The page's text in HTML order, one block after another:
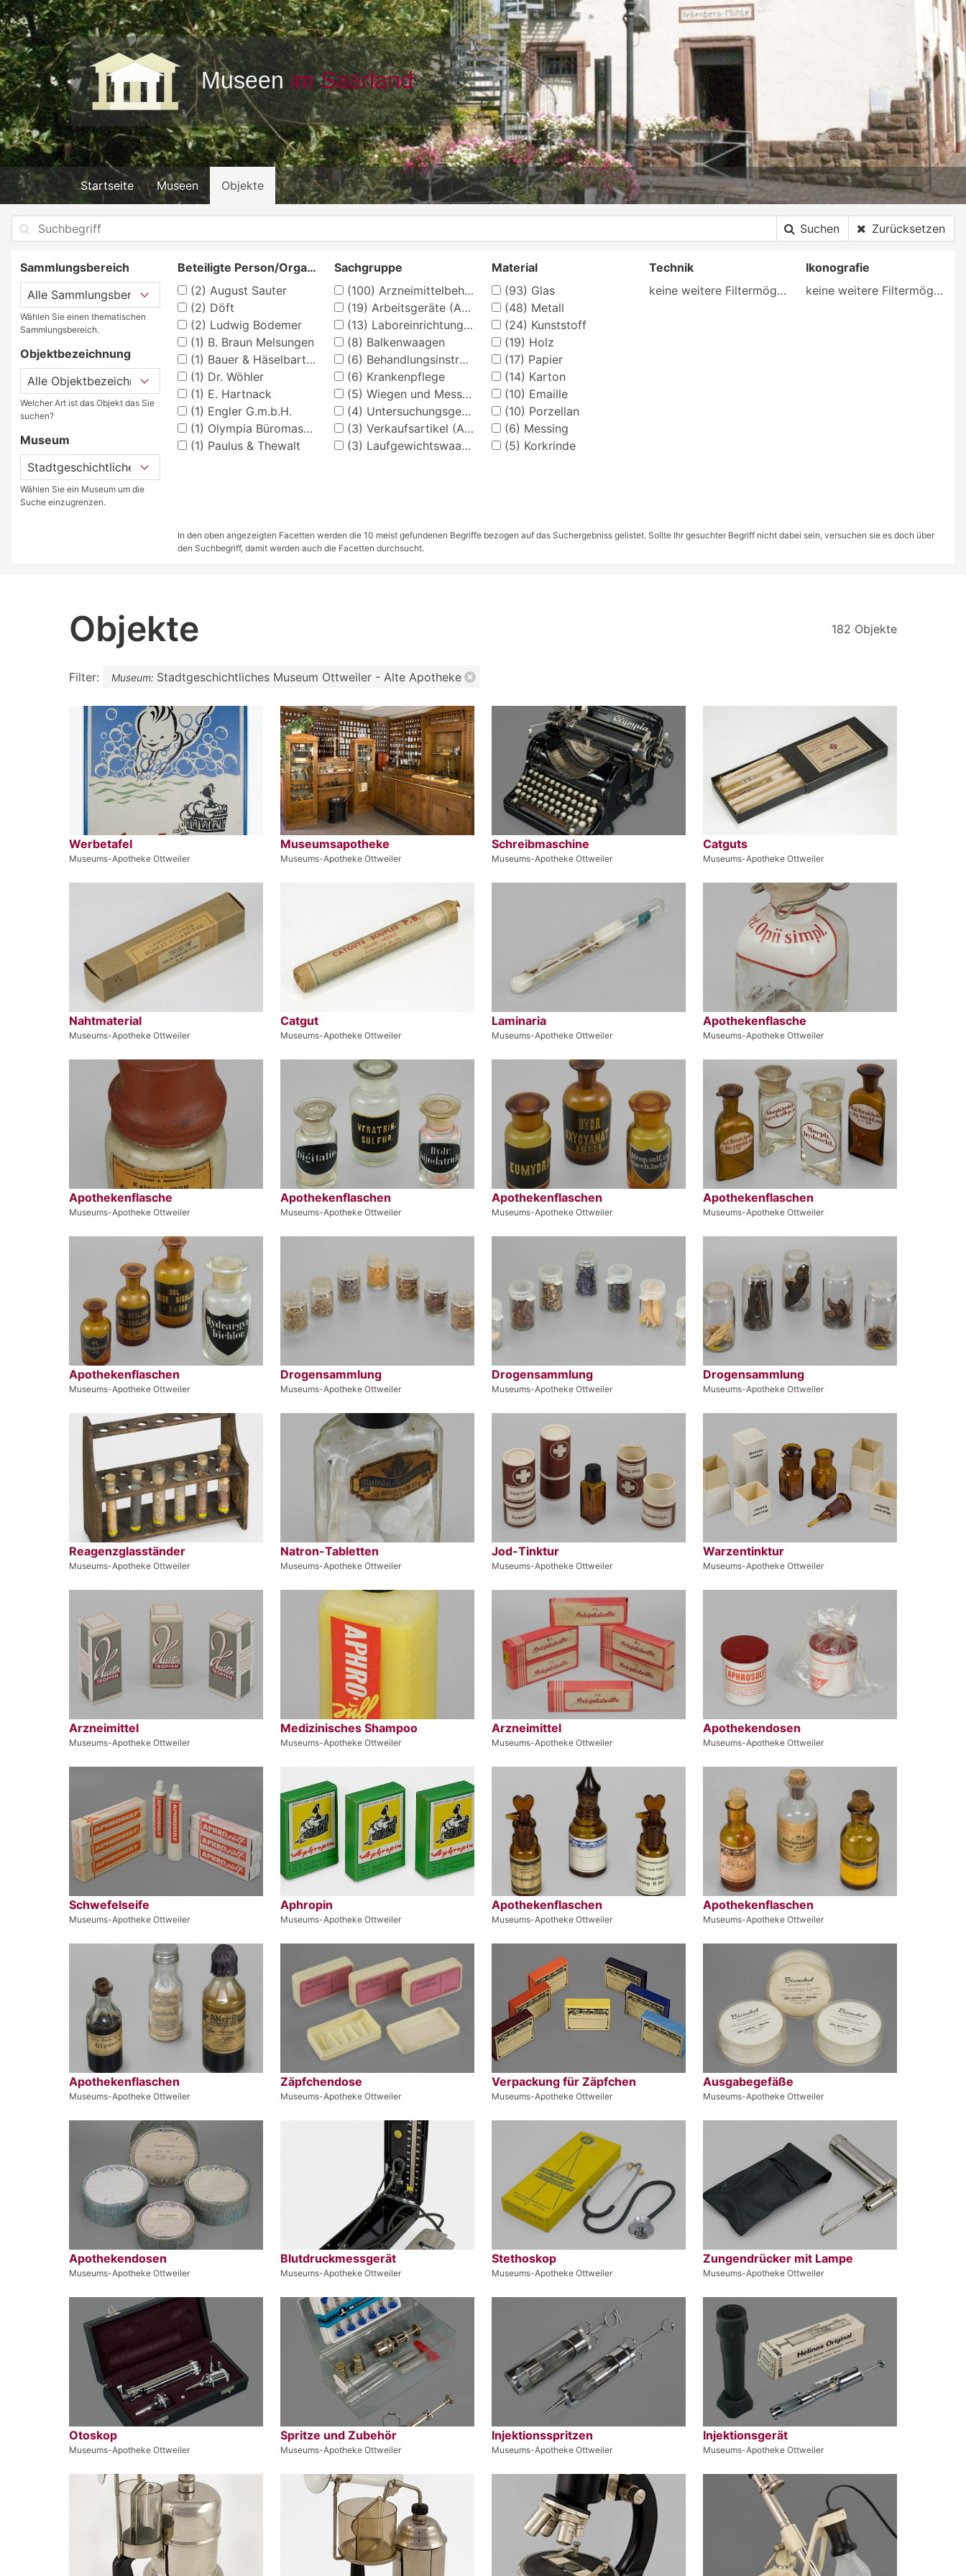
Startseite Museen Objekte
Suchen Zurücksetzen
Sammlungsbereich
Wählen Sie einen thematischen
Sammlungsbereich.
Objektbezeichnung
Welcher Art ist das Objekt das Sie
suchen?
Museum
Wählen Sie ein Museum um die
Suche einzugrenzen.
Beteiligte Person/Organisation
(2) August Sauter
(2) Döft
(2) Ludwig Bodemer
(1) B. Braun Melsungen
(1) Bauer & Häselbarth GmbH
(1) Dr. Wöhler
(1) E. Hartnack
(1) Engler G.m.b.H.
(1) Olympia Büromaschinen AG
(1) Paulus & Thewalt
Sachgruppe
(100) Arzneimittelbehälter
(19) Arbeitsgeräte (Apotheke)
(13) Laboreinrichtung (Apotheke)
(8) Balkenwaagen
(6) Behandlungsinstrumente
(6) Krankenpflege
(5) Wiegen und Messen (Apotheke)
(4) Untersuchungsgeräte
(3) Verkaufsartikel (Apotheke)
(3) Laufgewichtswaagen
Material
(93) Glas
(48) Metall
(24) Kunststoff
(19) Holz
(17) Papier
(14) Karton
(10) Emaille
(10) Porzellan
(6) Messing
(5) Korkrinde
Technik
keine weitere Filtermöglichkeit
Ikonografie
keine weitere Filtermöglichkeit
In den oben angezeigten Facetten werden die 10 meist gefundenen Begriffe bezogen auf das Suchergebniss gelistet. Sollte Ihr gesuchter Begriff nicht dabei sein, versuchen sie es doch über
den Suchbegriff, damit werden auch die Facetten durchsucht.
Objekte 182 Objekte
Filter: Museum: Stadtgeschichtliches Museum Ottweiler - Alte Apotheke
Werbetafel
Museums-Apotheke Ottweiler
Museumsapotheke
Museums-Apotheke Ottweiler
Schreibmaschine
Museums-Apotheke Ottweiler
Catguts
Museums-Apotheke Ottweiler
Nahtmaterial
Museums-Apotheke Ottweiler
Catgut
Museums-Apotheke Ottweiler
Laminaria
Museums-Apotheke Ottweiler
Apothekenflasche
Museums-Apotheke Ottweiler
Apothekenflasche
Museums-Apotheke Ottweiler
Apothekenflaschen
Museums-Apotheke Ottweiler
Apothekenflaschen
Museums-Apotheke Ottweiler
Apothekenflaschen
Museums-Apotheke Ottweiler
Apothekenflaschen
Museums-Apotheke Ottweiler
Drogensammlung
Museums-Apotheke Ottweiler
Drogensammlung
Museums-Apotheke Ottweiler
Drogensammlung
Museums-Apotheke Ottweiler
Reagenzglasständer
Museums-Apotheke Ottweiler
Natron-Tabletten
Museums-Apotheke Ottweiler
Jod-Tinktur
Museums-Apotheke Ottweiler
Warzentinktur
Museums-Apotheke Ottweiler
Arzneimittel
Museums-Apotheke Ottweiler
Medizinisches Shampoo
Museums-Apotheke Ottweiler
Arzneimittel
Museums-Apotheke Ottweiler
Apothekendosen
Museums-Apotheke Ottweiler
Schwefelseife
Museums-Apotheke Ottweiler
Aphropin
Museums-Apotheke Ottweiler
Apothekenflaschen
Museums-Apotheke Ottweiler
Apothekenflaschen
Museums-Apotheke Ottweiler
Apothekenflaschen
Museums-Apotheke Ottweiler
Zäpfchendose
Museums-Apotheke Ottweiler
Verpackung für Zäpfchen
Museums-Apotheke Ottweiler
Ausgabegefäße
Museums-Apotheke Ottweiler
Apothekendosen
Museums-Apotheke Ottweiler
Blutdruckmessgerät
Museums-Apotheke Ottweiler
Stethoskop
Museums-Apotheke Ottweiler
Zungendrücker mit Lampe
Museums-Apotheke Ottweiler
Otoskop
Museums-Apotheke Ottweiler
Spritze und Zubehör
Museums-Apotheke Ottweiler
Injektionsspritzen
Museums-Apotheke Ottweiler
Injektionsgerät
Museums-Apotheke Ottweiler